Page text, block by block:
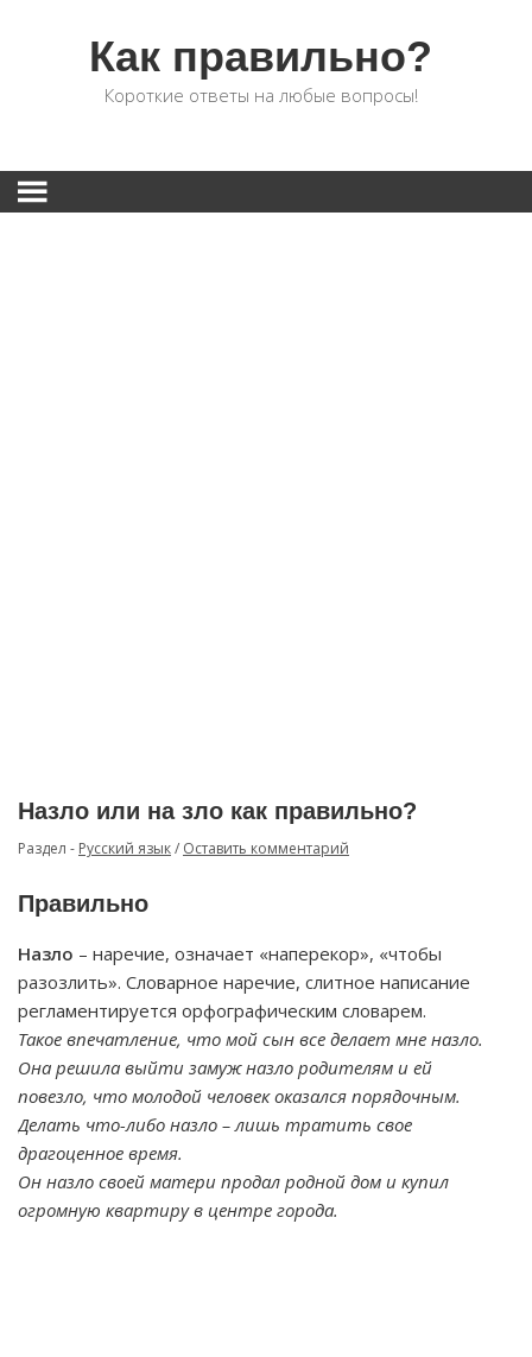
Как правильно?
Короткие ответы на любые вопросы!
Назло или на зло как правильно?
Раздел - Русский язык/ Оставить комментарий
Правильно
Назло – наречие, означает «наперекор», «чтобы
разозлить». Словарное наречие, слитное написание
регламентируется орфографическим словарем.
Такое впечатление, что мой сын все делает мне назло.
Она решила выйти замуж назло родителям и ей
повезло, что молодой человек оказался порядочным.
Делать что-либо назло – лишь тратить свое
драгоценное время.
Он назло своей матери продал родной дом и купил
огромную квартиру в центре города.